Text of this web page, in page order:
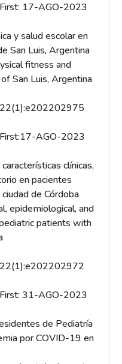
17-AGO-2023
y salud escolar en
San Luis, Argentina
fitness and
San Luis, Argentina
AGO-2023
clínicas,
en pacientes
de Córdoba
epidemiological, and
patients with
31-AGO-2023
de Pediatría
por COVID-19 en